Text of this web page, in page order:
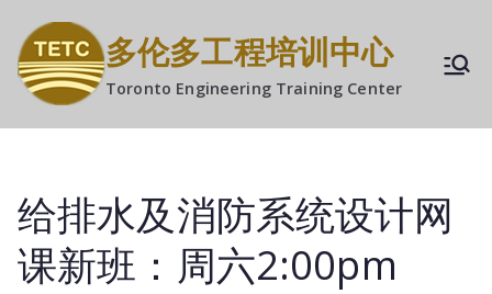
多伦多工程培训中心
Toronto Engineering Training Center
给排水及消防系统设计网
课新班：周六2:00pm